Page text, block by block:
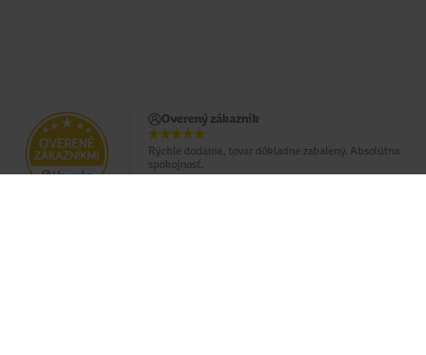
Overený zákazník
Rýchle dodanie, tovar dôkladne zabalený. Absolútna
spokojnosť.